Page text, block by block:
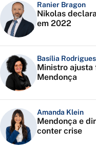
Ranier Bragon
Nikolas
em 2022
Basília Rodrigues
Ministro ajusta
Mendonça
Amanda Klein
Mendonça e
conter crise